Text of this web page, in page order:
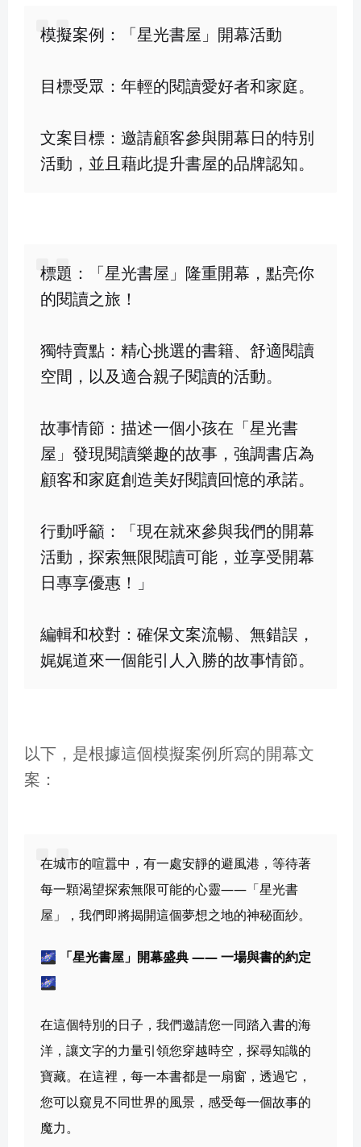
模擬案例：「星光書屋」開幕活動
目標受眾：年輕的閱讀愛好者和家庭。
文案目標：邀請顧客參與開幕日的特別
活動，並且藉此提升書屋的品牌認知。
標題：「星光書屋」隆重開幕，點亮你
的閱讀之旅！
獨特賣點：精心挑選的書籍、舒適閱讀
空間，以及適合親子閱讀的活動。
故事情節：描述一個小孩在「星光書
屋」發現閱讀樂趣的故事，強調書店為
顧客和家庭創造美好閱讀回憶的承諾。
行動呼籲：「現在就來參與我們的開幕
活動，探索無限閱讀可能，並享受開幕
日專享優惠！」
編輯和校對：確保文案流暢、無錯誤，
娓娓道來一個能引人入勝的故事情節。
以下，是根據這個模擬案例所寫的開幕文
案：
在城市的喧囂中，有一處安靜的避風港，等待著
每一顆渴望探索無限可能的心靈——「星光書
屋」，我們即將揭開這個夢想之地的神秘面紗。
🌌
「星光書屋」開幕盛典 —— 一場與書的約定
🌌
在這個特別的日子，我們邀請您一同踏入書的海
洋，讓文字的力量引領您穿越時空，探尋知識的
寶藏。在這裡，每一本書都是一扇窗，透過它，
您可以窺見不同世界的風景，感受每一個故事的
魔力。